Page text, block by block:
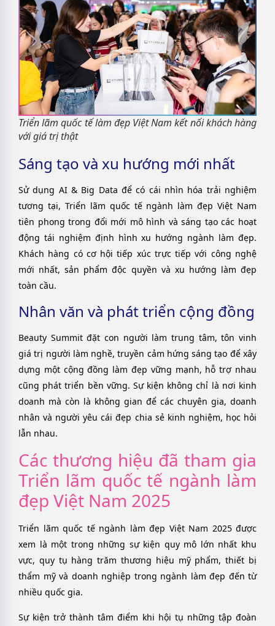
Triển lãm quốc tế làm đẹp Việt Nam kết nối khách hàng
với giá trị thật
Sáng tạo và xu hướng mới nhất
Sử dụng AI & Big Data để có cái nhìn hóa trải nghiệm
tương tại, Triển lãm quốc tế ngành làm đẹp Việt Nam
tiên phong trong đổi mới mô hình và sáng tạo các hoạt
động tái nghiệm định hình xu hướng ngành làm đẹp.
Khách hàng có cơ hội tiếp xúc trực tiếp với công nghệ
mới nhất, sản phẩm độc quyền và xu hướng làm đẹp
toàn cầu.
Nhân văn và phát triển cộng đồng
Beauty Summit đặt con người làm trung tâm, tôn vinh
giá trị người làm nghề, truyền cảm hứng sáng tạo để xây
dựng một cộng đồng làm đẹp vững mạnh, hỗ trợ nhau
cũng phát triển bền vững. Sự kiện không chỉ là nơi kinh
doanh mà còn là không gian để các chuyên gia, doanh
nhân và người yêu cái đẹp chia sẻ kinh nghiệm, học hỏi
lẫn nhau.
Các thương hiệu đã tham gia
Triển lãm quốc tế ngành làm
đẹp Việt Nam 2025
Triển lãm quốc tế ngành làm đẹp Việt Nam 2025 được
xem là một trong những sự kiện quy mô lớn nhất khu
vực, quy tụ hàng trăm thương hiệu mỹ phẩm, thiết bị
thẩm mỹ và doanh nghiệp trong ngành làm đẹp đến từ
nhiều quốc gia.
Sự kiện trở thành tâm điểm khi hội tụ những tập đoàn